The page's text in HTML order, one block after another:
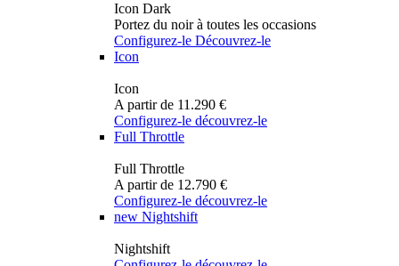
Icon Dark
Portez du noir à toutes les occasions
Configurez-le Découvrez-le
Icon
Icon
A partir de 11.290 €
Configurez-le découvrez-le
Full Throttle
Full Throttle
A partir de 12.790 €
Configurez-le découvrez-le
new Nightshift
Nightshift